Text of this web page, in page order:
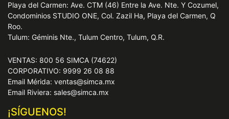
Playa del Carmen: Ave. CTM (46) Entre la Ave. Nte. Y Cozumel,
Condominios STUDIO ONE, Col. Zazil Ha, Playa del Carmen, Q
Roo.
Tulum: Géminis Nte., Tulum Centro, Tulum, Q.R.
VENTAS: 800 56 SIMCA (74622)
CORPORATIVO: 9999 26 08 88
Email Mérida: ventas@simca.mx
Email Riviera: sales@simca.mx
¡SÍGUENOS!